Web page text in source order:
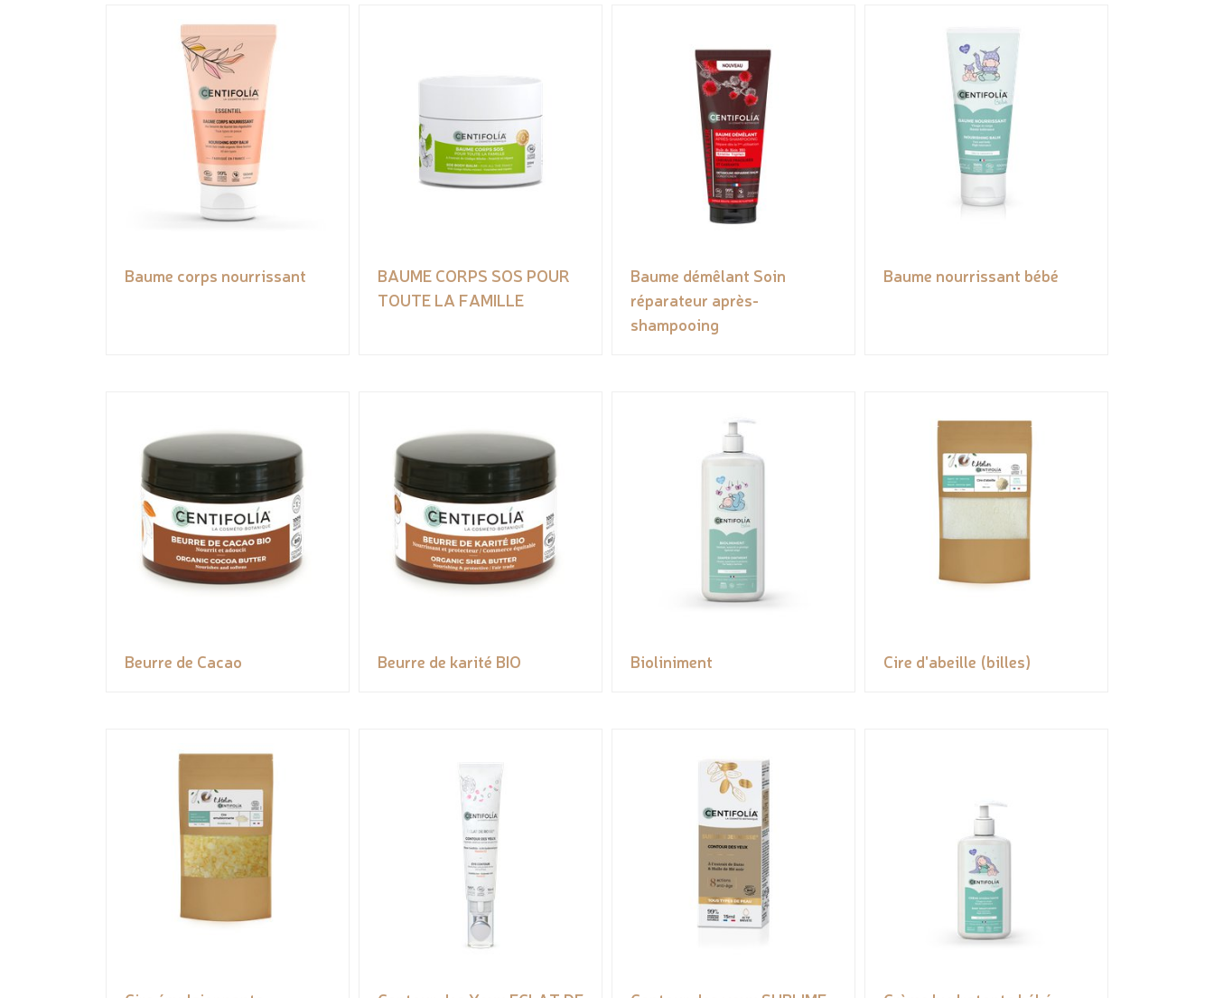
Baume corps nourrissant
BAUME CORPS SOS POUR
TOUTE LA FAMILLE
Baume démêlant Soin
réparateur après-
shampooing
Baume nourrissant bébé
Beurre de Cacao Beurre de karité BIO Bioliniment Cire d'abeille (billes)